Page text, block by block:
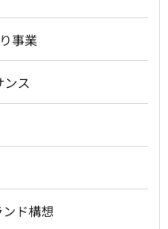
事業
ンス
ド構想